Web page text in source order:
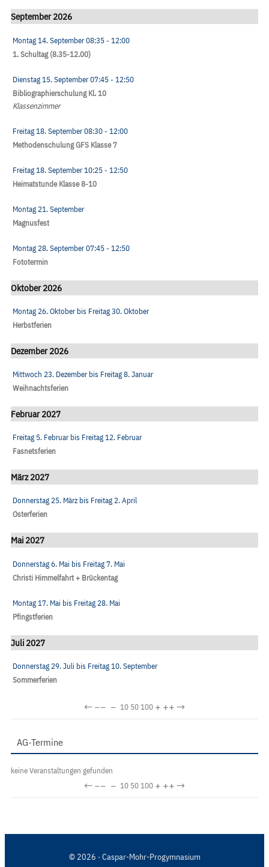
September 2026
Montag 14. September08:35- 12:00
1. Schultag (8.35-12.00)
Dienstag 15. September07:45- 12:50
Bibliographierschulung Kl. 10
Klassenzimmer
Freitag 18. September08:30- 12:00
Methodenschulung GFS Klasse 7
Freitag 18. September10:25- 12:50
Heimatstunde Klasse 8-10
Montag 21. September
Magnusfest
Montag 28. September07:45- 12:50
Fototermin
Oktober 2026
Montag 26. Oktoberbis Freitag 30. Oktober
Herbstferien
Dezember 2026
Mittwoch 23. Dezemberbis Freitag 8. Januar
Weihnachtsferien
Februar 2027
Freitag 5. Februarbis Freitag 12. Februar
Fasnetsferien
März 2027
Donnerstag 25. März bis Freitag 2. April
Osterferien
Mai 2027
Donnerstag 6. Mai bis Freitag 7. Mai
Christi Himmelfahrt + Brückentag
Montag 17. Mai bis Freitag 28. Mai
Pfingstferien
Juli 2027
Donnerstag 29. Juli bis Freitag 10. September
Sommerferien
←−− − 10 50100 + ++→
AG-Termine
keine Veranstaltungen gefunden
←−− − 10 50100 + ++→
© 2026 · Caspar-Mohr-Progymnasium